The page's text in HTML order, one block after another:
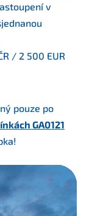
v
/ 2 500 EUR
pouze po
GA0121